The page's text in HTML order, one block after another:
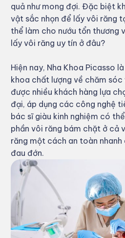
quả như mong đợi. Đặc biệt
vật sắc nhọn để lấy vôi răng
thể làm cho nướu tổn thương
lấy vôi răng uy tín ở đâu?
Hiện nay, Nha Khoa Picasso
khoa chất lượng về chăm
được nhiều khách hàng lựa
đại, áp dụng các công nghệ
bác sĩ giàu kinh nghiệm có
phần vôi răng bám chặt ở cả
răng một cách an toàn
đau đớn.